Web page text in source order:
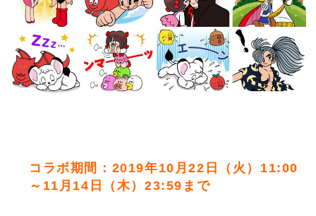
コラボ期間： 2019年10月22日（火）11:00
～11月14日（木）23:59まで